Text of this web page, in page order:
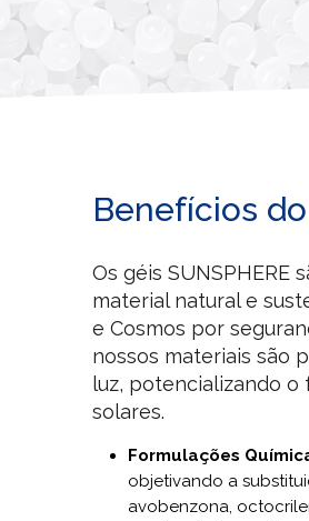
Benefícios
Os géis SUNSPHERE
material natural e
e Cosmos por
nossos materiais são
luz, potencializando
solares.
Formulações
objetivando a
avobenzona,